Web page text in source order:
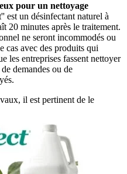
pour un nettoyage
est un désinfectant naturel à
20 minutes après le traitement.
ne seront incommodés ou
cas avec des produits qui
les entreprises fassent nettoyer
demandes ou de
il est pertinent de le